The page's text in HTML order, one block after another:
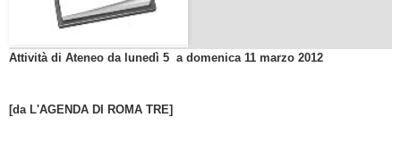
Attività di Ateneo da lunedì 5 a domenica 11 marzo 2012
[da L'AGENDA DI ROMA TRE]